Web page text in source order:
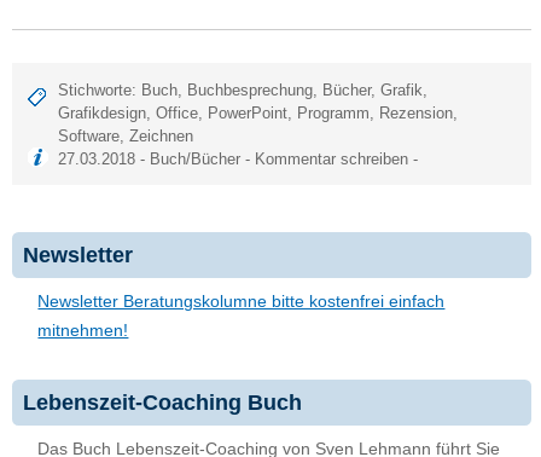
Stichworte: Buch Buchbesprechung Bücher,Grafik
Grafikdesign ,Office PowerPoint Programm Rezension
Software ,Zeichnen
27.03.2018 - Buch/Bücher - Kommentar schreiben -
Newsletter
Newsletter Beratungskolumne bitte kostenfrei einfach
mitnehmen!
Lebenszeit-Coaching Buch
Das Buch Lebenszeit-Coaching von Sven Lehmann führt Sie